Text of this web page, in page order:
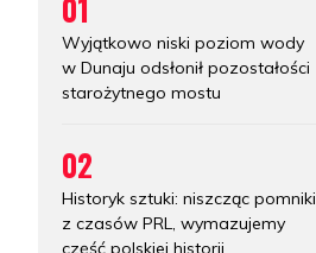
Wyjątkowo niski poziom wody
w Dunaju odsłonił pozostałości
starożytnego mostu
02
Historyk sztuki: niszcząc pomniki
z czasów PRL, wymazujemy
część polskiej historii